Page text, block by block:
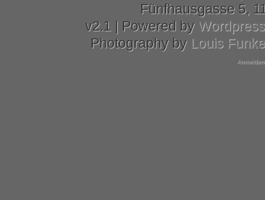
Fünfhausgasse 5,
v2.1 | Powered by Wordpress
Photography by Louis Funke
Anmelden